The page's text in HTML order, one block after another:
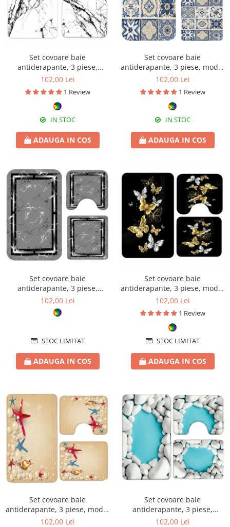
Set covoare baie
antiderapante, 3 piese,
design marmură albă
102,00 Lei
1 Review
IN STOC
ADAUGA IN COS
Set covoare baie
antiderapante, 3 piese, model
ceramic decorativ
102,00 Lei
1 Review
IN STOC
ADAUGA IN COS
Set covoare baie
antiderapante, 3 piese,
design marmură modernă
102,00 Lei
STOC LIMITAT
ADAUGA IN COS
Set covoare baie
antiderapante, 3 piese, model
fluturi eleganți
102,00 Lei
1 Review
STOC LIMITAT
ADAUGA IN COS
Set covoare baie
antiderapante, 3 piese, model
marin decorativ
102,00 Lei
Set covoare baie
antiderapante, 3 piese,
design pietre decorative
102,00 Lei